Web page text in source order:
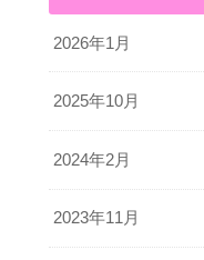
2026年1月
2025年10月
2024年2月
2023年11月